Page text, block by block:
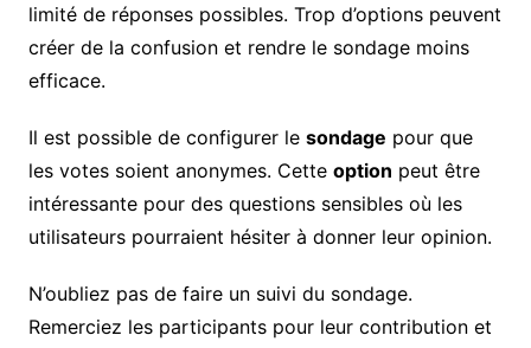
limité de réponses possibles. Trop d’options peuvent
créer de la confusion et rendre le sondage moins
efficace.
Il est possible de configurer le sondage pour que
les votes soient anonymes. Cette option peut être
intéressante pour des questions sensibles où les
utilisateurs pourraient hésiter à donner leur opinion.
N’oubliez pas de faire un suivi du sondage.
Remerciez les participants pour leur contribution et